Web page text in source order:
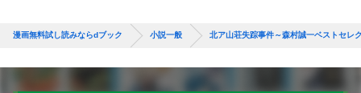
漫画無料試し読みならdブック 小説一般 北ア山荘失踪事件～森村誠一ベストセレ